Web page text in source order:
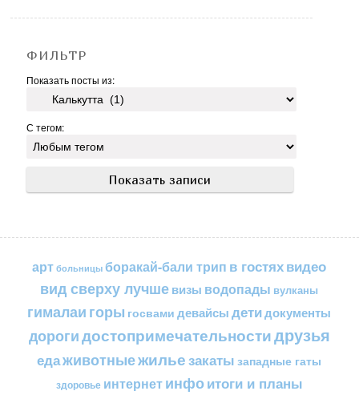
ФИЛЬТР
Показать посты из:
С тегом:
арт больницы боракай-бали трип в гостяхвидео
вид сверху лучшевизы водопады вулканы
гималаи горы госвами девайсы детидокументы
дорогидостопримечательностидрузья
едаживотныежильезакаты западные гаты
здоровье интернетинфоитоги и планы